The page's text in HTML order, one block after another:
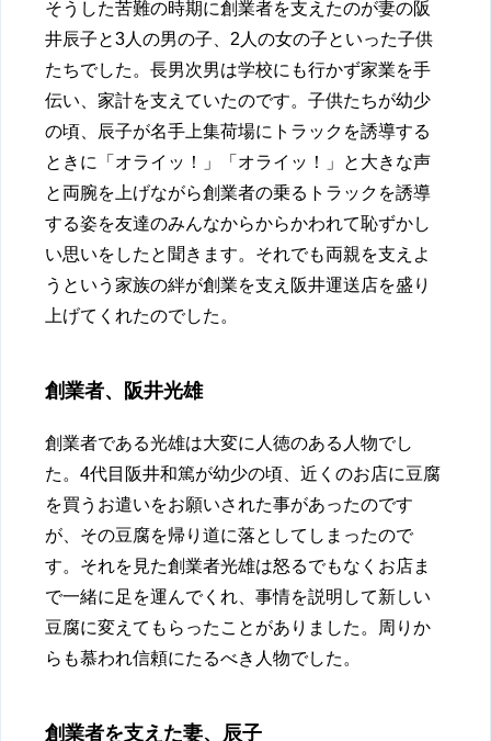
そうした苦難の時期に創業者を支えたのが妻の阪
井辰子と3人の男の子、2人の女の子といった子供
たちでした。長男次男は学校にも行かず家業を手
伝い、家計を支えていたのです。子供たちが幼少
の頃、辰子が名手上集荷場にトラックを誘導する
ときに「オライッ！」「オライッ！」と大きな声
と両腕を上げながら創業者の乗るトラックを誘導
する姿を友達のみんなからからかわれて恥ずかし
い思いをしたと聞きます。それでも両親を支えよ
うという家族の絆が創業を支え阪井運送店を盛り
上げてくれたのでした。
創業者、阪井光雄
創業者である光雄は大変に人徳のある人物でし
た。4代目阪井和篤が幼少の頃、近くのお店に豆腐
を買うお遣いをお願いされた事があったのです
が、その豆腐を帰り道に落としてしまったので
す。それを見た創業者光雄は怒るでもなくお店ま
で一緒に足を運んでくれ、事情を説明して新しい
豆腐に変えてもらったことがありました。周りか
らも慕われ信頼にたるべき人物でした。
創業者を支えた妻、辰子